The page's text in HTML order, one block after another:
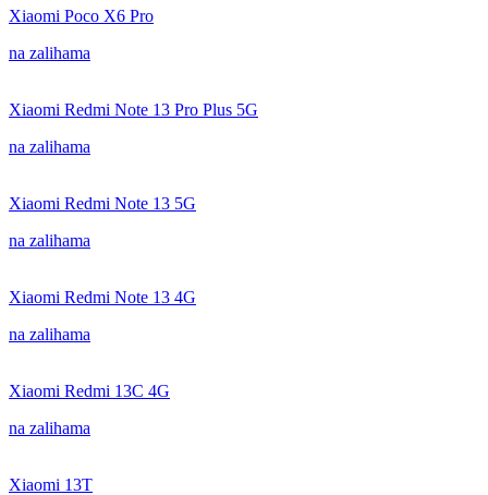
Xiaomi Poco X6 Pro
na zalihama
Xiaomi Redmi Note 13 Pro Plus 5G
na zalihama
Xiaomi Redmi Note 13 5G
na zalihama
Xiaomi Redmi Note 13 4G
na zalihama
Xiaomi Redmi 13C 4G
na zalihama
Xiaomi 13T